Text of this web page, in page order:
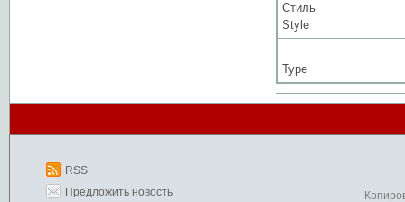
Стиль
Style
Type
RSS
Предложить новость